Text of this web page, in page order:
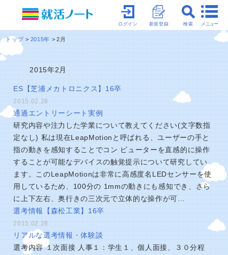
メニュー
検索
新規登録
ログイン
トップ 2015年 2月
2015年2月
ES【芝浦メカトロニクス】16卒
2015.02.28
通過エントリーシート実例
研究内容や注力した学業について教えてください(文字数指
定なし) 私は現在LeapMotionと呼ばれる、ユーザーの手と
指の動きを感知することでコン ピューターを直感的に操作
することが可能なデバイスの触覚提示について研究してい
ます。このLeapMotionは非常に高感度名LEDセンサーを使
用しているため、100分の 1mmの動きにも感知でき、さら
に上下左右、奥行きの三次元で立体的な操作が可…
選考情報【森松工業】16卒
2015.02.28
リアルな選考情報・体験談
選考内容 １次面接 人事１：学生１、個人面接、３０分程